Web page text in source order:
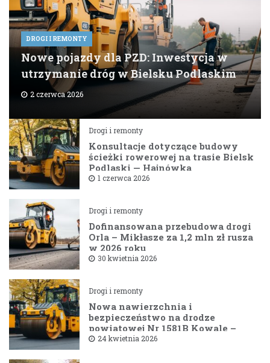
DROGI I REMONTY
Nowe pojazdy dla PZD: Inwestycja w
utrzymanie dróg w Bielsku Podlaskim
2 czerwca 2026
Drogi i remonty
Konsultacje dotyczące budowy
ścieżki rowerowej na trasie Bielsk
Podlaski — Hajnówka
1 czerwca 2026
Drogi i remonty
Dofinansowana przebudowa drogi
Orla – Mikłasze za 1,2 mln zł rusza
w 2026 roku
30 kwietnia 2026
Drogi i remonty
Nowa nawierzchnia i
bezpieczeństwo na drodze
powiatowej Nr 1581B Kowale –
Filipy
24 kwietnia 2026